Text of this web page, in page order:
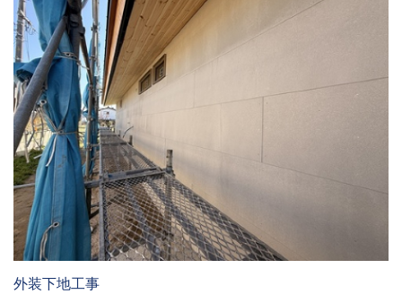
外装下地工事